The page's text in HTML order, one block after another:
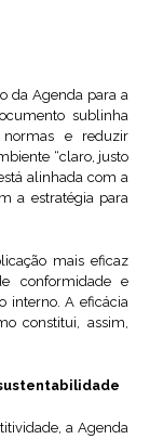
da Agenda para a
sublinha
normas e reduzir
“claro, justo
alinhada com a
a estratégia para
mais eficaz
conformidade e
interno. A eficácia
constitui, assim,
a Agenda